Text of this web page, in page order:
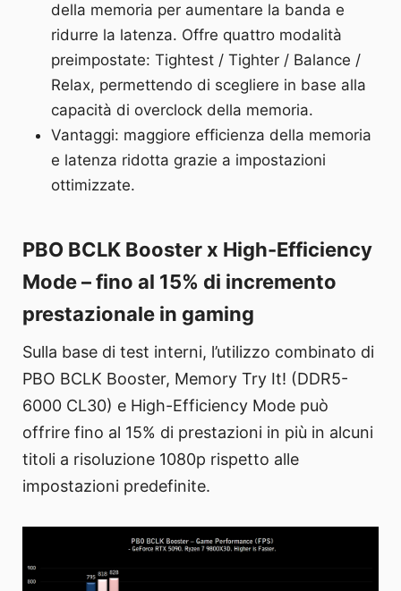
della memoria per aumentare la banda e
ridurre la latenza. Offre quattro modalità
preimpostate: Tightest / Tighter / Balance /
Relax, permettendo di scegliere in base alla
capacità di overclock della memoria.
Vantaggi: maggiore efficienza della memoria
e latenza ridotta grazie a impostazioni
ottimizzate.
PBO BCLK Booster x High-Efficiency
Mode – fino al 15% di incremento
prestazionale in gaming
Sulla base di test interni, l’utilizzo combinato di
PBO BCLK Booster, Memory Try It! (DDR5-
6000 CL30) e High-Efficiency Mode può
offrire fino al 15% di prestazioni in più in alcuni
titoli a risoluzione 1080p rispetto alle
impostazioni predefinite.